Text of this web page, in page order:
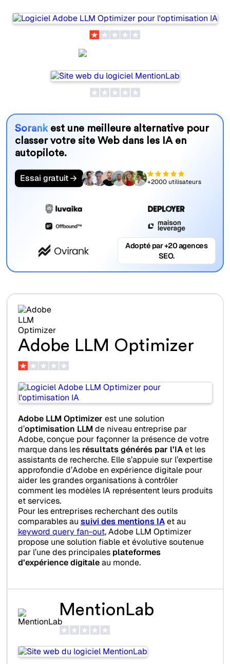
Sorankest une meilleure alternative pour
classer votre site Web dans les IA en
autopilote.
Essai gratuit +2000 utilisateurs
Adopté par +20 agences
SEO.
Adobe LLM Optimizer
Adobe LLM Optimizer est une solution
d’optimisation LLMde niveau entreprise par
Adobe, conçue pour façonner la présence de votre
marque dans les résultats générés par l’IAet les
assistants de recherche. Elle s’appuie sur l’expertise
approfondie d’Adobe en expérience digitale pour
aider les grandes organisations à contrôler
comment les modèles IA représentent leurs produits
et services.
Pour les entreprises recherchant des outils
comparables au suivi des mentions IAet au
keyword query fan-out, Adobe LLM Optimizer
propose une solution fiable et évolutive soutenue
par l’une des principales plateformes
d’expérience digitaleau monde.
MentionLab